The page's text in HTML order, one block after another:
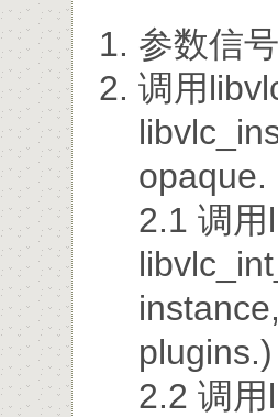
参数信
调用
opaque.
2.1 调
plugins.)
2.2 调